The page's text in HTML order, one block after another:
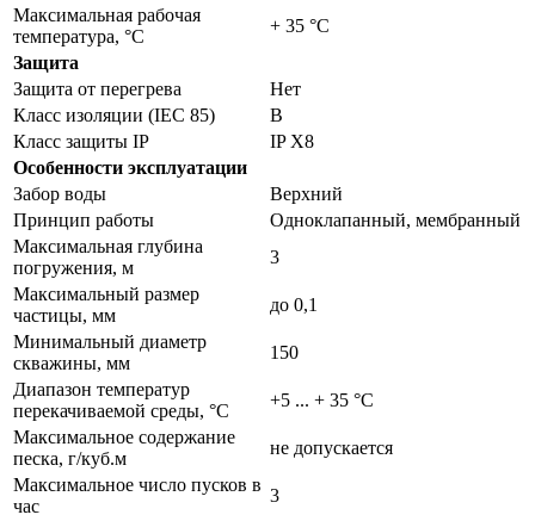
Максимальная рабочая
температура, °С
+ 35 °C
Защита
Защита от перегрева
Нет
Класс изоляции (IEC 85)
В
Класс защиты IP
IP Х8
Особенности эксплуатации
Забор воды
Верхний
Принцип работы
Одноклапанный, мембранный
Максимальная глубина
погружения, м
3
Максимальный размер
частицы, мм
до 0,1
Минимальный диаметр
скважины, мм
150
Диапазон температур
перекачиваемой среды, °С
+5 ... + 35 °C
Максимальное содержание
песка, г/куб.м
не допускается
Максимальное число пусков в
час
3